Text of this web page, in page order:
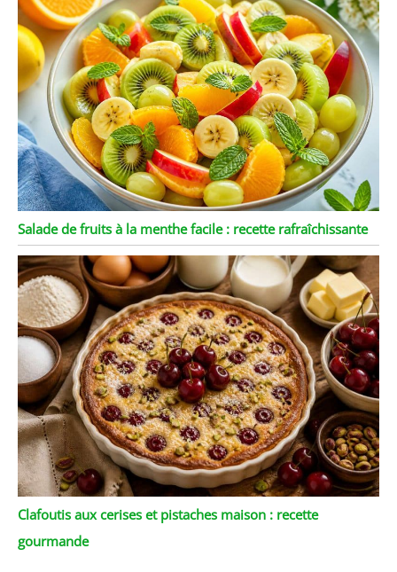
Salade de fruits à la menthe facile : recette rafraîchissante
Clafoutis aux cerises et pistaches maison : recette
gourmande